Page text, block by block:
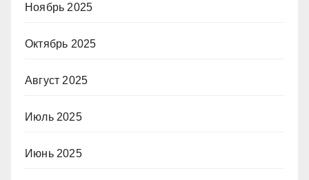
Ноябрь 2025
Октябрь 2025
Август 2025
Июль 2025
Июнь 2025